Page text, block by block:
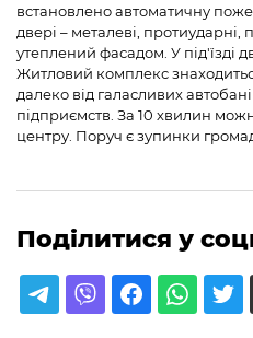
встановлено автоматичну
двері – металеві,
утеплений фасадом. У під'їзді
Житловий комплекс
далеко від галасливих
підприємств. За 10 хвилин
центру. Поруч є зупинки
Поділитися у